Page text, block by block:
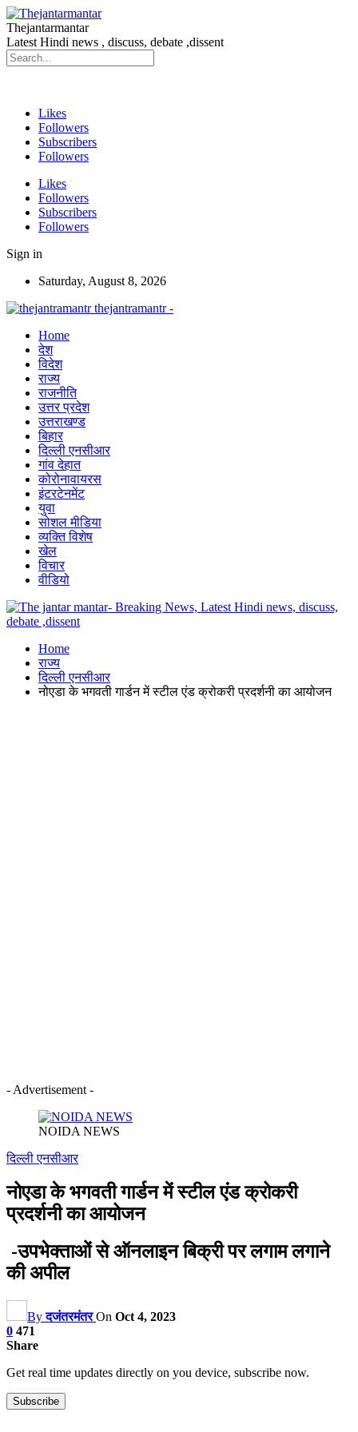
Thejantarmantar
Latest Hindi news , discuss, debate ,dissent
Likes
Followers
Subscribers
Followers
Likes
Followers
Subscribers
Followers
Sign in
Saturday, August 8, 2026
thejantramantr -
Home
देश
विदेश
राज्य
राजनीति
उत्तर प्रदेश
उत्तराखण्ड
बिहार
दिल्ली एनसीआर
गांव देहात
कोरोनावायरस
इंटरटेनमेंट
युवा
सोशल मीडिया
व्यक्ति विशेष
खेल
विचार
वीडियो
Home
राज्य
दिल्ली एनसीआर
नोएडा के भगवती गार्डन में स्टील एंड क्रोकरी प्रदर्शनी का आयोजन
- Advertisement -
NOIDA NEWS
दिल्ली एनसीआर
नोएडा के भगवती गार्डन में स्टील एंड क्रोकरी
प्रदर्शनी का आयोजन
-उपभेक्ताओं से ऑनलाइन बिक्री पर लगाम लगाने
की अपील
Byदजंतरमंतर On Oct 4, 2023
0 471
Share
Get real time updates directly on you device, subscribe now.
Subscribe